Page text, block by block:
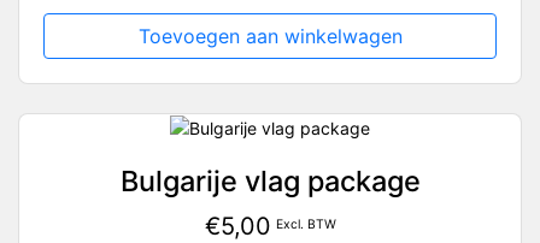
Toevoegen aan winkelwagen
Bulgarije vlag package
€5,00 Excl. BTW